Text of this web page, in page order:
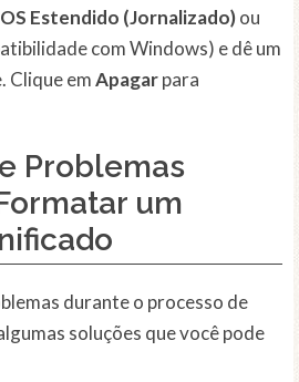
Estendido (Jornalizado)ou
com Windows) e dê um
Clique emApagarpara
Problemas
um
durante o processo de
soluções que você pode